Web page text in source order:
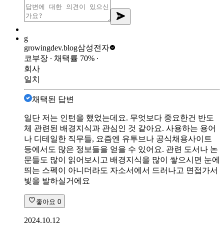
g
growingdev.blog삼성전자
코부장 ∙ 채택률 70% ∙
회사
일치
채택된 답변
일단 저는 인턴을 했었는데요. 무엇보다 중요한건 반도
체 관련된 배경지식과 관심인 것 같아요. 사용하는 용어
나 디테일한 직무들, 요즘엔 유투브나 공식채용사이트
등에서도 많은 정보들을 얻을 수 있어요. 관련 도서나 논
문들도 많이 읽어보시고 배경지식을 많이 쌓으시면 눈에
띄는 스펙이 아니더라도 자소서에서 드러나고 면접가서
빛을 발하실거에요
좋아요 0
2024.10.12